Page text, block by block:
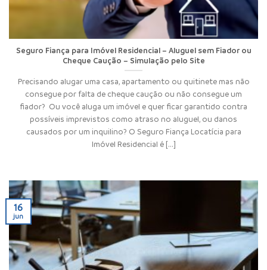
Seguro Fiança para Imóvel Residencial – Aluguel sem Fiador ou
Cheque Caução – Simulação pelo Site
Precisando alugar uma casa, apartamento ou quitinete mas não
consegue por falta de cheque caução ou não consegue um
fiador? Ou você aluga um imóvel e quer ficar garantido contra
possíveis imprevistos como atraso no aluguel, ou danos
causados por um inquilino? O Seguro Fiança Locatícia para
Imóvel Residencial é [...]
16
jun